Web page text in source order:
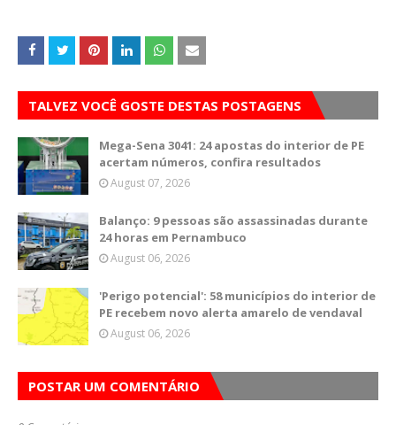
TALVEZ VOCÊ GOSTE DESTAS POSTAGENS
Mega-Sena 3041: 24 apostas do interior de PE
acertam números, confira resultados
August 07, 2026
Balanço: 9 pessoas são assassinadas durante
24 horas em Pernambuco
August 06, 2026
'Perigo potencial': 58 municípios do interior de
PE recebem novo alerta amarelo de vendaval
August 06, 2026
POSTAR UM COMENTÁRIO